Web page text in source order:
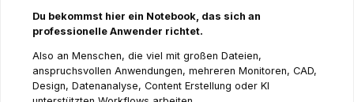
Du bekommst hier ein Notebook, das sich an
professionelle Anwender richtet.
Also an Menschen, die viel mit großen Dateien,
anspruchsvollen Anwendungen, mehreren Monitoren, CAD,
Design, Datenanalyse, Content Erstellung oder KI